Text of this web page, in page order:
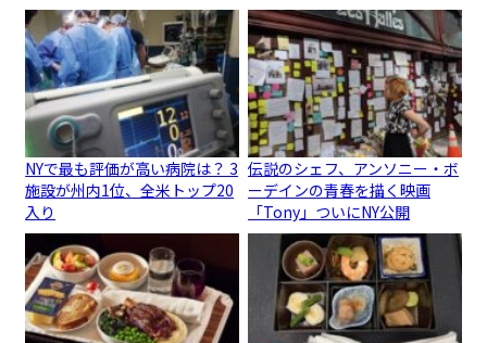
NYで最も評価が高い病院は？ 3
施設が州内1位、全米トップ20
入り
伝説のシェフ、アンソニー・ボ
ーデインの青春を描く映画
「Tony」ついにNY公開